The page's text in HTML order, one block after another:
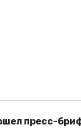
пресс-